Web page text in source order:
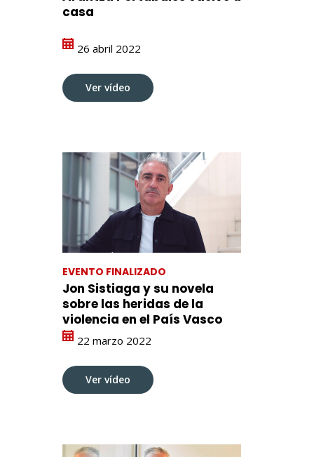
casa
26 abril 2022
Ver vídeo
EVENTO FINALIZADO
Jon Sistiaga y su novela
sobre las heridas de la
violencia en el País Vasco
22 marzo 2022
Ver vídeo